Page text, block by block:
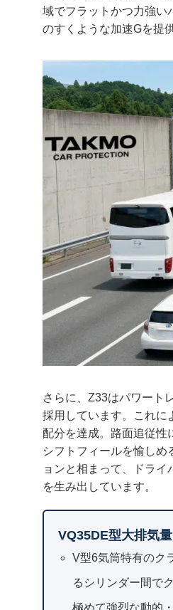
域でフラットかつ力強い
のすくような加速Gを提
さらに、Z33はパワート
採用しています。これに
配分を達成。路面追従性
シフトフィールを愉し
ョンと相まって、ドラ
を生み出しています。
VQ35DE型大排気
V型6気筒特有のク
るシリンダー間で
極めて強烈な動的